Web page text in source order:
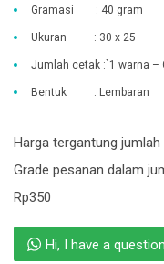
Gramasi : 40 gram
Ukuran : 30 x 25
Jumlah cetak :`1 warna –
Bentuk : Lembaran
Harga tergantung
Grade pesanan dalam
Rp350
Hi, I have a